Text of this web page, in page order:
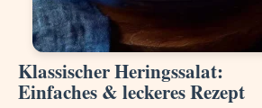
Klassischer Heringssalat:
Einfaches & leckeres Rezept